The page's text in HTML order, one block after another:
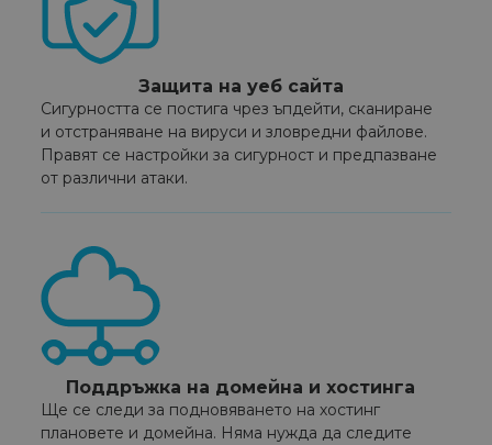
Защита на уеб сайта
Сигурността се постига чрез ъпдейти, сканиране
и отстраняване на вируси и зловредни файлове.
Правят се настройки за сигурност и предпазване
от различни атаки.
Поддръжка на домейна и хостинга
Ще се следи за подновяването на хостинг
плановете и домейна. Няма нужда да следите